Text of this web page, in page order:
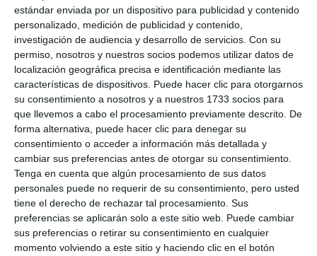
estándar enviada por un dispositivo para publicidad y contenido
personalizado, medición de publicidad y contenido,
investigación de audiencia y desarrollo de servicios. Con su
permiso, nosotros y nuestros socios podemos utilizar datos de
localización geográfica precisa e identificación mediante las
características de dispositivos. Puede hacer clic para otorgarnos
su consentimiento a nosotros y a nuestros 1733 socios para
que llevemos a cabo el procesamiento previamente descrito. De
forma alternativa, puede hacer clic para denegar su
consentimiento o acceder a información más detallada y
cambiar sus preferencias antes de otorgar su consentimiento.
Tenga en cuenta que algún procesamiento de sus datos
personales puede no requerir de su consentimiento, pero usted
tiene el derecho de rechazar tal procesamiento. Sus
preferencias se aplicarán solo a este sitio web. Puede cambiar
sus preferencias o retirar su consentimiento en cualquier
momento volviendo a este sitio y haciendo clic en el botón